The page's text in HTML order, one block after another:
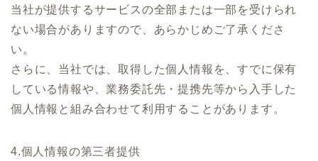
当社が提供するサービスの全部または一部を受けられ
ない場合がありますので、あらかじめご了承くださ
い。
さらに、当社では、取得した個人情報を、すでに保有
している情報や、業務委託先・提携先等から入手した
個人情報と組み合わせて利用することがあります。
4.個人情報の第三者提供